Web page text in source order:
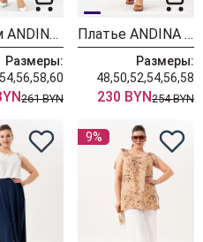
Костюм ANDINA 976 молочный+бирюза
Размеры:
261 BYN
Платье ANDINA 838 принт мандарин
Размеры:
48,50,52,54,56,58
230 BYN254 BYN
9%